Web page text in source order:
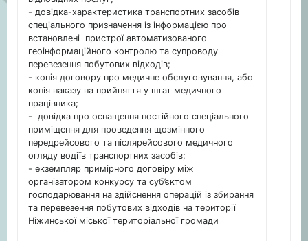
- довідка-характеристика транспортних засобів
спеціального призначення із інформацією про
встановлені пристрої автоматизованого
геоінформаційного контролю та супроводу
перевезення побутових відходів;
- копія договору про медичне обслуговування, або
копія наказу на прийняття у штат медичного
працівника;
- довідка про оснащення постійного спеціального
приміщення для проведення щозмінного
передрейсового та післярейсового медичного
огляду водіїв транспортних засобів;
- екземпляр примірного договіру між
організатором конкурсу та суб’єктом
господарювання на здійснення операцій із збирання
та перевезення побутових відходів на території
Ніжинської міської територіальної громади